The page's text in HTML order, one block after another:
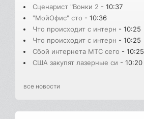
Сценарист "Вонки 2 - 10:37
"МойОфис" сто - 10:36
Что происходит с интерн - 10:25
Что происходит с интерн - 10:25
Сбой интернета МТС сего - 10:25
США закупят лазерные си - 10:20
все новости